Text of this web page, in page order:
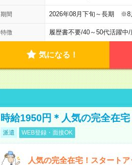
期間 2026年08月下旬～長期 ※8
特徴 履歴書不要/40～50代活躍中/
気になる！
時給1950円＊人気の完全在
派遣 WEB登録・面接OK
人気の完全在宅！スタート